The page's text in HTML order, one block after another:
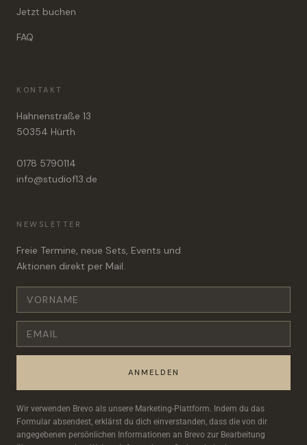
Jetzt buchen
FAQ
KONTAKT
Hahnenstraße 13
50354 Hürth
0178 5790114
info@studiof13.de
NEWSLETTER
Freie Termine, neue Sets, Events und
Aktionen direkt per Mail.
ANMELDEN
Wir verwenden Brevo als unsere Marketing-Plattform. Indem du das
Formular absendest, erklärst du dich einverstanden, dass die von dir
angegebenen persönlichen Informationen an Brevo zur Bearbeitung